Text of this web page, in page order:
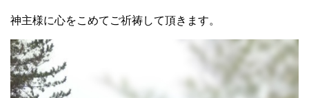
神主様に心をこめてご祈祷して頂きます。